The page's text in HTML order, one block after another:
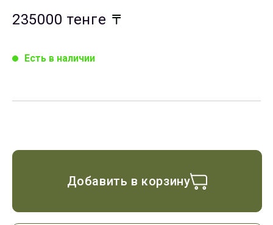
235000 тенге
Есть в наличии
Добавить в корзину